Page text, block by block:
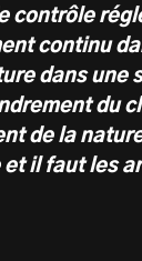
contrôle
continu
dans une
du
de la
et il faut les